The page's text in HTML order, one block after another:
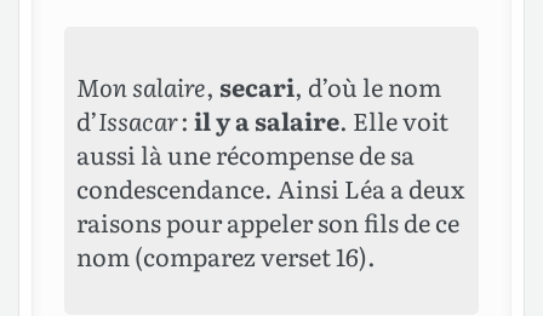
Mon salaire, secari, d’où le nom
d’Issacar: il y a salaire. Elle voit
aussi là une récompense de sa
condescendance. Ainsi Léa a deux
raisons pour appeler son fils de ce
nom (comparez verset 16).